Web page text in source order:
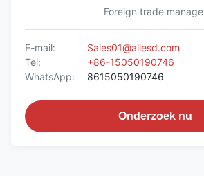
Foreign trade
E-mail:
Sales01@allesd.com
Tel:
+86-15050190746
WhatsApp:
8615050190746
Onderzoek nu